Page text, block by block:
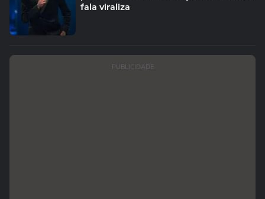
fala viraliza
PUBLICIDADE